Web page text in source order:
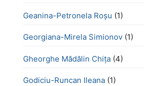
Geanina-Petronela Roșu (1)
Georgiana-Mirela Simionov (1)
Gheorghe Mădălin Chiţa (4)
Godiciu-Runcan Ileana (1)